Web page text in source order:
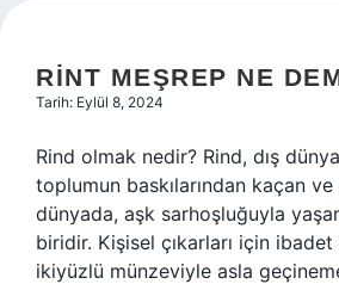
RINT MEŞREP NE
Tarih: Eylül 8, 2024
Rind olmak nedir? Rind, dış
toplumun baskılarından kaçan ve
dünyada, aşk sarhoşluğuyla
biridir. Kişisel çıkarları için
ikiyüzlü münzeviyle asla